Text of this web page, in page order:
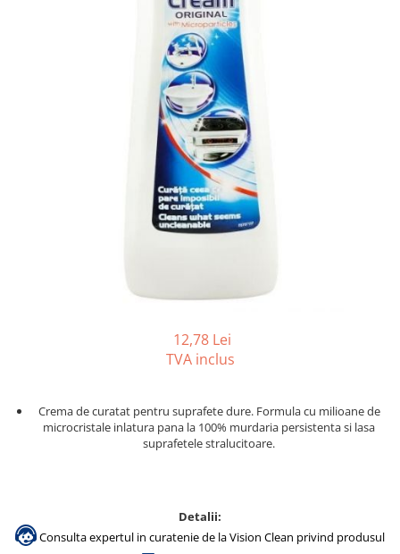
Gama de cosmetice hoteliere
Gama de cosmetice hoteliere Sense
12,78 Lei
TVA inclus
Cremade curatat pentru suprafete dure. Formula cu milioane de
microcristale inlatura pana la 100% murdaria persistenta si lasa
suprafetele stralucitoare.
Detalii:
Consulta expertul in curatenie de la Vision Clean privind produsul